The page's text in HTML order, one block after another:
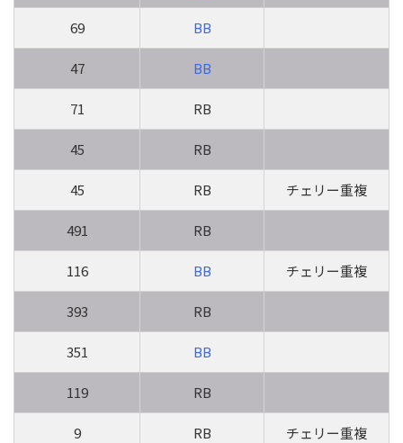
69 BB
47 BB
71 RB
45 RB
45 RB チェリー重複
491 RB
116 BB チェリー重複
393 RB
351 BB
119 RB
9 RB チェリー重複